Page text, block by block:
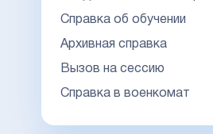
Справка об обучении
Архивная справка
Вызов на сессию
Справка в военкомат